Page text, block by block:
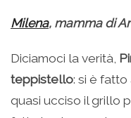
Milena, mamma di
Diciamoci la verità,
teppistello: si è fatto
quasi ucciso il grillo